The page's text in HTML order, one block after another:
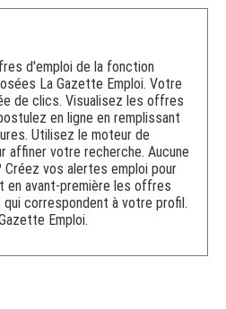
d'emploi de la fonction
La Gazette Emploi. Votre
de clics. Visualisez les offres
en ligne en remplissant
Utilisez le moteur de
affiner votre recherche. Aucune
vos alertes emploi pour
en avant-première les offres
correspondent à votre profil.
Emploi.